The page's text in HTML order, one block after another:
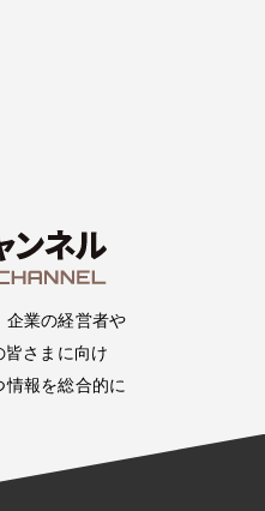
企業の経営者や
さまに向け
報を総合的に